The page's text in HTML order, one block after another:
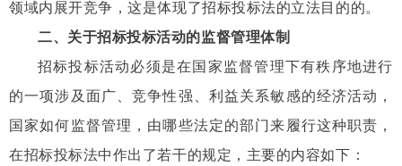
领域内展开竞争，这是体现了招标投标法的立法目的的。
二、关于招标投标活动的监督管理体制
招标投标活动必须是在国家监督管理下有秩序地进行
的一项涉及面广、竞争性强、利益关系敏感的经济活动，
国家如何监督管理，由哪些法定的部门来履行这种职责，
在招标投标法中作出了若干的规定，主要的内容如下：